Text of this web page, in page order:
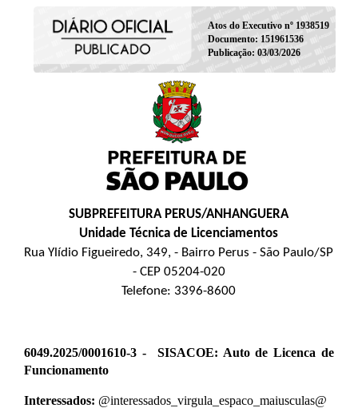
Atos do Executivo nº 1938519
Documento: 151961536
Publicação: 03/03/2026
SUBPREFEITURA PERUS/ANHANGUERA
Unidade Técnica de Licenciamentos
Rua Ylídio Figueiredo, 349, - Bairro Perus - São Paulo/SP
- CEP 05204-020
Telefone: 3396-8600
6049.2025/0001610-3 -
SISACOE: Auto de Licenca de
Funcionamento
Interessados: @interessados_virgula_espaco_maiusculas@